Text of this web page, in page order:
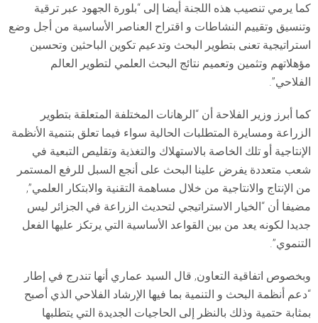
كما يرمي تنصيب هذه اللجنة أيضا إلى “بلورة الجهود عبر ترقية
وتنسيق وتقييم النشاطات و اقتراح العناصر الأساسية من أجل وضع
استراتيجية تعنى بتطوير البحث وتدعيم تكوين الباحثين وتحسين
مؤهلاتهم وتثمين وتعميم نتائج البحث العلمي لتطوير العالم
الفلاحي”.
كما أبرز وزير الفلاحة أن “الرهانات المختلفة المتعلقة بتطوير
الزراعة ومسايرة المتطلبات الحالية سواء فيما تعلق بتنمية الأنظمة
الإنتاجية أو تلك الخاصة بالاستهلاك والتغذية وتقليص التبعية في
شعب متعددة يفرض علينا البحث على أنجع السبل للرفع المستمر
من الإنتاج والانتاجية من خلال مساهمة التقنية والابتكار العلمي”,
مضيفا أن “الخيار الاستراتيجي لتحديث الزراعة في الجزائر ليس
جديدا لكونه يعد من بين القواعد الأساسية التي يرتكز عليها الفعل
التنموي”.
وبخصوص اتفاقية التعاون, قال السيد عماري أنها تندرج في إطار
“دعم أنظمة البحث و التنمية بما فيها الإرشاد الفلاحي الذي أصبح
بمثابة حتمية وذلك بالنظر إلى الحاجيات الجديدة التي يتطلبها